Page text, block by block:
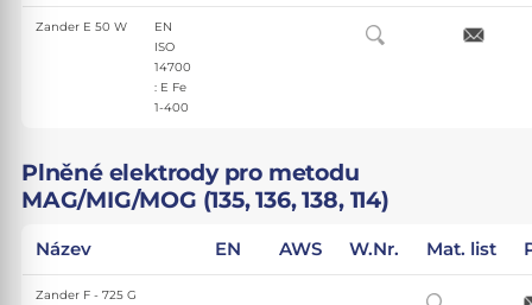
Zander E 50 W
EN
ISO
14700
: E Fe
1-400
Plněné elektrody pro metodu
MAG/MIG/MOG (135, 136, 138, 114)
Název EN AWS W.Nr. Mat. list
Zander F - 725 G